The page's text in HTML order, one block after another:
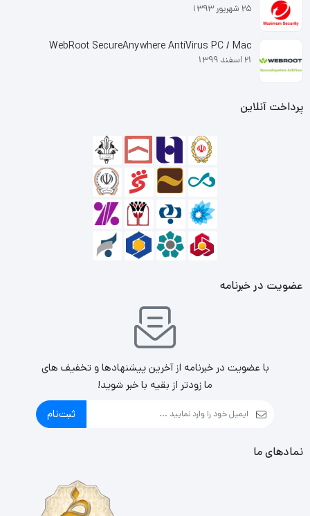
25 شهریور 1393
WebRoot SecureAnywhere AntiVirus PC / Mac
21 اسفند 1399
پرداخت آنلاین
عضویت در خبرنامه
با عضویت در خبرنامه از آخرین پیشنهادها و تخفیف های
ما زودتر از بقیه با خبر شوید!
ثبت‌نام
نمادهای ما